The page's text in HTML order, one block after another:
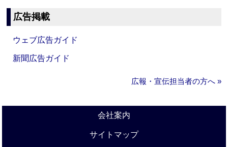
広告掲載
ウェブ広告ガイド
新聞広告ガイド
広報・宣伝担当者の方へ »
会社案内
サイトマップ